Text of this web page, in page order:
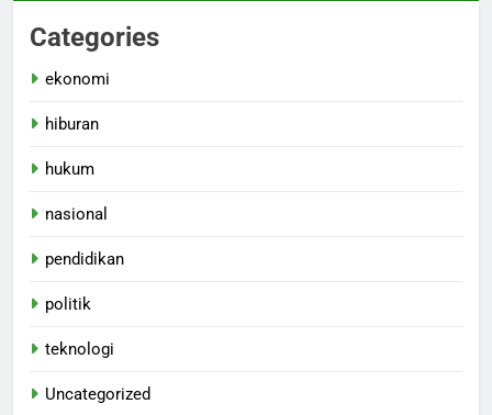
Categories
ekonomi
hiburan
hukum
nasional
pendidikan
politik
teknologi
Uncategorized